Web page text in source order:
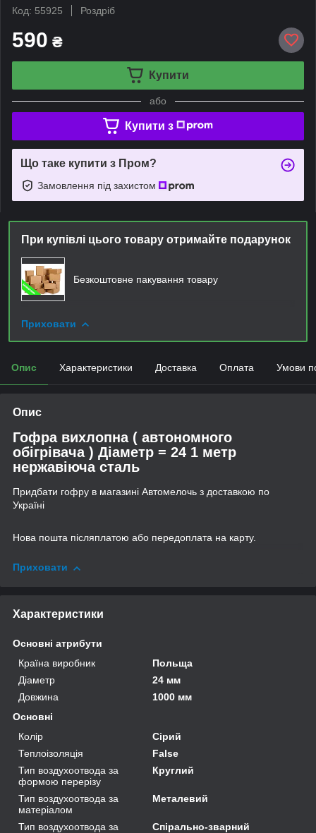
Код: 55925
Роздріб
590 ₴
Купити
або
Купити з
Що таке купити з Пром?
Замовлення під захистом
При купівлі цього товару отримайте подарунок
Безкоштовне пакування товару
Приховати
Опис Характеристики Доставка Оплата Умови
Опис
Гофра вихлопна ( автономного
обігрівача ) Діаметр = 24 1 метр
нержавіюча сталь
Придбати гофру в магазині Автомелочь з доставкою по
Україні
Нова пошта післяплатою або передоплата на карту.
Приховати
Характеристики
Основні атрибути
Країна виробник
Польща
Діаметр
24 мм
Довжина
1000 мм
Основні
Колір
Сірий
Теплоізоляція
False
Тип воздухоотвода за
формою перерізу
Круглий
Тип воздухоотвода за
матеріалом
Металевий
Тип воздухоотвода за
Спірально-зварний